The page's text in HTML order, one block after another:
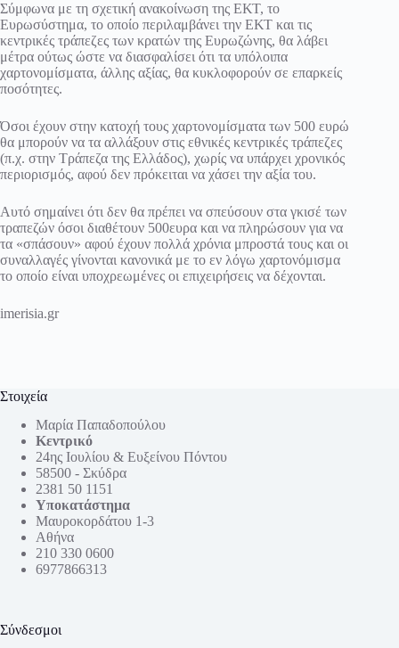
Σύμφωνα με τη σχετική ανακοίνωση της ΕΚΤ, το
Ευρωσύστημα, το οποίο περιλαμβάνει την ΕΚΤ και τις
κεντρικές τράπεζες των κρατών της Ευρωζώνης, θα λάβει
μέτρα ούτως ώστε να διασφαλίσει ότι τα υπόλοιπα
χαρτονομίσματα, άλλης αξίας, θα κυκλοφορούν σε επαρκείς
ποσότητες.
Όσοι έχουν στην κατοχή τους χαρτονομίσματα των 500 ευρώ
θα μπορούν να τα αλλάξουν στις εθνικές κεντρικές τράπεζες
(π.χ. στην Τράπεζα της Ελλάδος), χωρίς να υπάρχει χρονικός
περιορισμός, αφού δεν πρόκειται να χάσει την αξία του.
Αυτό σημαίνει ότι δεν θα πρέπει να σπεύσουν στα γκισέ των
τραπεζών όσοι διαθέτουν 500ευρα και να πληρώσουν για να
τα «σπάσουν» αφού έχουν πολλά χρόνια μπροστά τους και οι
συναλλαγές γίνονται κανονικά με το εν λόγω χαρτονόμισμα
το οποίο είναι υποχρεωμένες οι επιχειρήσεις να δέχονται.
imerisia.gr
Στοιχεία
Μαρία Παπαδοπούλου
Κεντρικό
24ης Ιουλίου & Ευξείνου Πόντου
58500 - Σκύδρα
2381 50 1151
Υποκατάστημα
Μαυροκορδάτου 1-3
Αθήνα
210 330 0600
6977866313
Σύνδεσμοι